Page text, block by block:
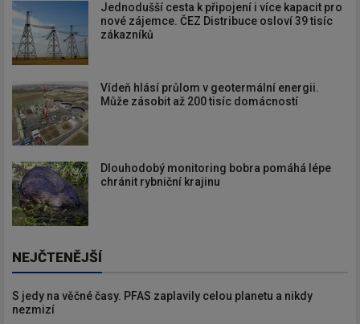
Jednodušší cesta k připojení i více kapacit pro
nové zájemce. ČEZ Distribuce osloví 39 tisíc
zákazníků
Vídeň hlásí průlom v geotermální energii.
Může zásobit až 200 tisíc domácností
Dlouhodobý monitoring bobra pomáhá lépe
chránit rybniční krajinu
NEJČTENĚJŠÍ
S jedy na věčné časy. PFAS zaplavily celou planetu a nikdy
nezmizí